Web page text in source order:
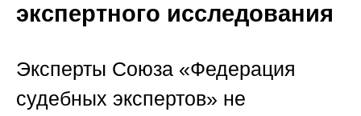
экспертного исследования
Эксперты Союза «Федерация
судебных экспертов» не